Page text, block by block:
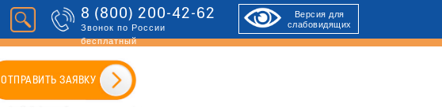
8 (800) 200-42-62
Звонок по России
бесплатный
ОТПРАВИТЬ ЗАЯВКУ
Версия для
слабовидящих